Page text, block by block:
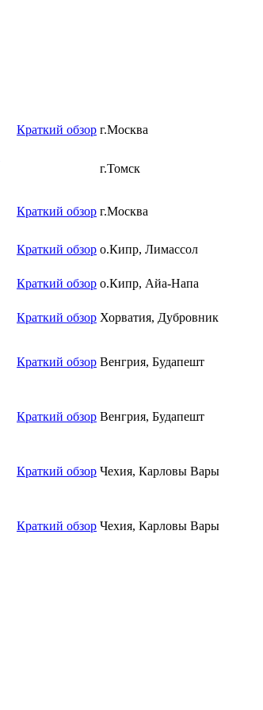
Краткий обзор г.Москва
г.Томск
Краткий обзор г.Москва
Краткий обзор о.Кипр, Лимассол
Краткий обзор о.Кипр, Айа-Напа
Краткий обзор Хорватия, Дубровник
Краткий обзор Венгрия, Будапешт
Краткий обзор Венгрия, Будапешт
Краткий обзор Чехия, Карловы Вары
Краткий обзор Чехия, Карловы Вары